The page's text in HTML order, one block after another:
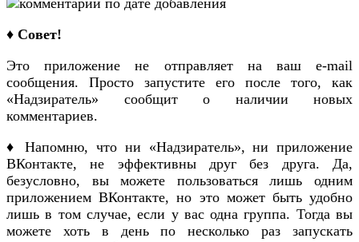
♦ Совет!
Это приложение не отправляет на ваш e-mail
сообщения. Просто запустите его после того, как
«Надзиратель» сообщит о наличии новых
комментариев.
♦ Напомню, что ни «Надзиратель», ни приложение
ВКонтакте, не эффективны друг без друга. Да,
безусловно, вы можете пользоваться лишь одним
приложением ВКонтакте, но это может быть удобно
лишь в том случае, если у вас одна группа. Тогда вы
можете хоть в день по несколько раз запускать